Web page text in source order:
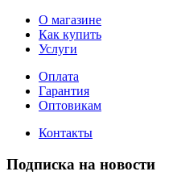
О магазине
Как купить
Услуги
Оплата
Гарантия
Оптовикам
Контакты
Подписка на новости